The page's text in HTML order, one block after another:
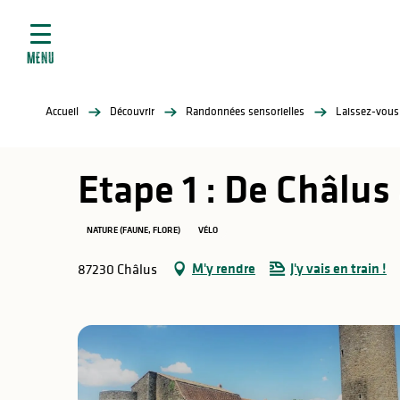
contenu
MENU
Accueil Découvrir Randonnées sensorielles Laissez-
Etape 1 : De
NATURE (FAUNE, FLORE) VÉLO
87230 Châlus M'y rendre J'y vais en train !